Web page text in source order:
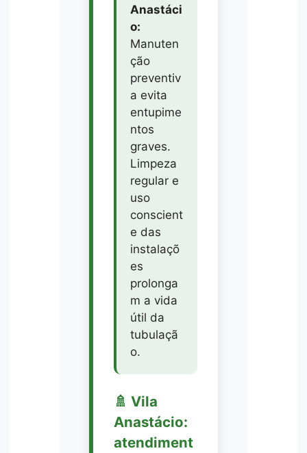
Anastáci
o:
Manuten
ção
preventiv
a evita
entupime
ntos
graves.
Limpeza
regular e
uso
conscient
e das
instalaçõ
es
prolonga
m a vida
útil da
tubulaçã
o.
🚿 Vila
Anastácio:
atendiment